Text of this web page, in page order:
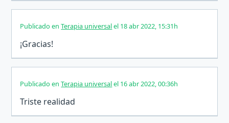
Publicado enTerapia universalel 18 abr 2022, 15:31h
¡Gracias!
Publicado enTerapia universalel 16 abr 2022, 00:36h
Triste realidad